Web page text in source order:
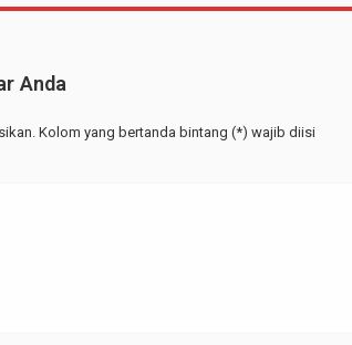
Anda
Kolom yang bertanda bintang (*) wajib diisi